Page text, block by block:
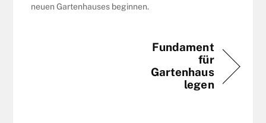
neuen Gartenhauses beginnen.
Fundament
für
Gartenhaus
legen